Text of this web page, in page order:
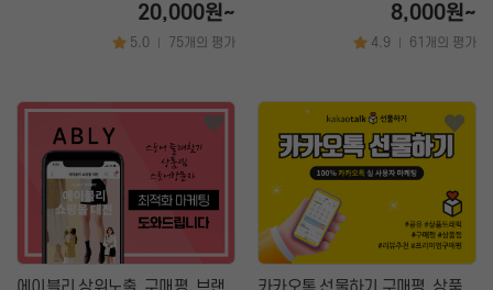
20,000원~
5.0 75개의 평가
8,000원~
4.9 61개의 평가